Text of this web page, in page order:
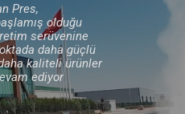
Pres,
olduğu
serüvenine
daha güçlü
kaliteli ürünler
ediyor